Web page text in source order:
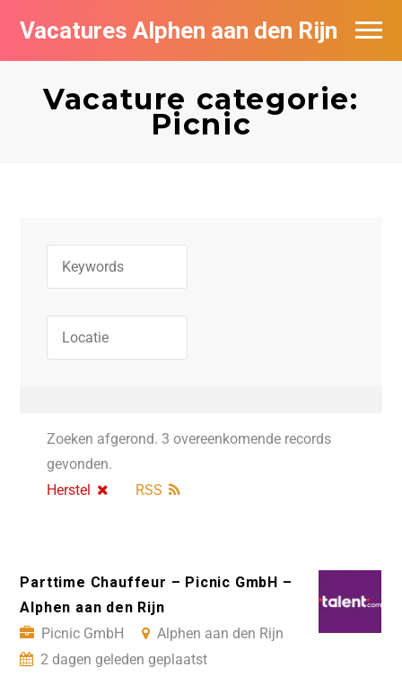
Vacatures Alphen aan den Rijn
Vacature categorie:
Picnic
Zoeken afgerond. 3 overeenkomende records
gevonden.
Herstel
RSS
Parttime Chauffeur – Picnic GmbH –
Alphen aan den Rijn
Picnic GmbH
Alphen aan den Rijn
2 dagen geleden geplaatst
Vacatures per bedrijf in Alphen aan den
Rijn
De populairste vacatures in Alphen aan